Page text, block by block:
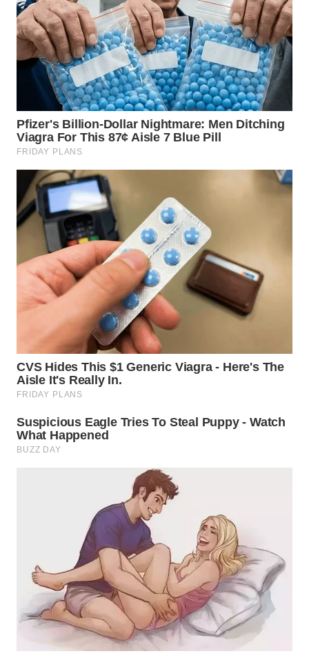
WN
MALUKU
WN
MALUT
WN
DAIRI
WN
DANAU
TOBA
NIAS
WN
LANGKAT
TAPANULI
SELATAN
TANJUNG
LESUNG
SIMALUNGUN
WN
LABUHANBATU
WN